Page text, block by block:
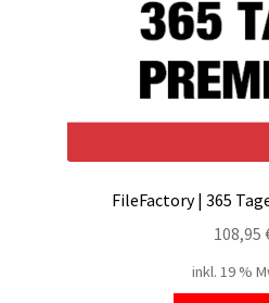
FileFactory | 365
108,95
inkl. 19 %